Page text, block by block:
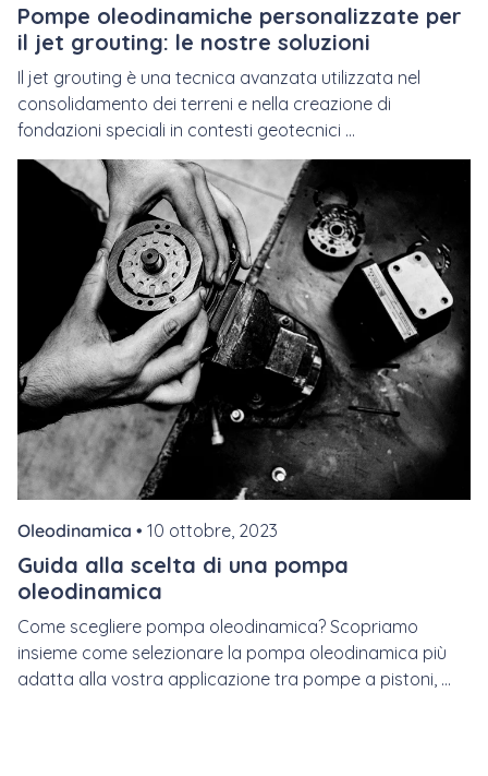
Pompe oleodinamiche personalizzate per
il jet grouting: le nostre soluzioni
Il jet grouting è una tecnica avanzata utilizzata nel
consolidamento dei terreni e nella creazione di
fondazioni speciali in contesti geotecnici ...
Oleodinamica • 10 ottobre, 2023
Guida alla scelta di una pompa
oleodinamica
Come scegliere pompa oleodinamica? Scopriamo
insieme come selezionare la pompa oleodinamica più
adatta alla vostra applicazione tra pompe a pistoni, ...